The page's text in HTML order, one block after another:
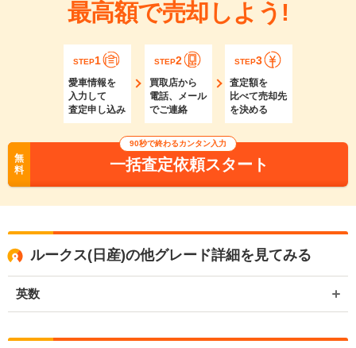
最高額で売却しよう!
STEP1
愛車情報を
入力して
査定申し込み
STEP2
買取店から
電話、メール
でご連絡
STEP3
査定額を
比べて売却先
を決める
無
料
90秒で終わるカンタン入力
一括査定依頼スタート
ルークス(日産)の他グレード詳細を見てみる
英数